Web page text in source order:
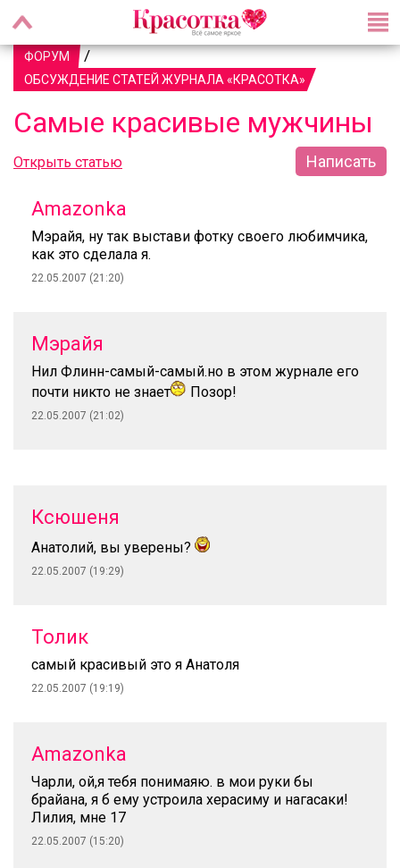
ФОРУМ /
ОБСУЖДЕНИЕ СТАТЕЙ ЖУРНАЛА «КРАСОТКА»
Самые красивые мужчины
Открыть статью Написать
Amazonka
Мэрайя, ну так выстави фотку своего любимчика,
как это сделала я.
22.05.2007 (21:20)
Мэрайя
Нил Флинн-самый-самый.но в этом журнале его
почти никто не знает
Позор!
22.05.2007 (21:02)
Ксюшеня
Анатолий, вы уверены?
22.05.2007 (19:29)
Толик
самый красивый это я Анатоля
22.05.2007 (19:19)
Amazonka
Чарли, ой,я тебя понимаяю. в мои руки бы
брайана, я б ему устроила херасиму и нагасаки!
Лилия, мне 17
22.05.2007 (15:20)